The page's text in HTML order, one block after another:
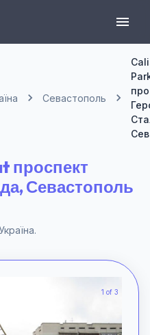
Севастополь
проспект
Севастополь
.
1 of 3